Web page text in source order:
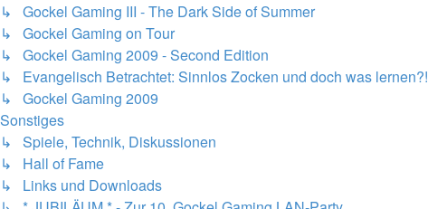
↳ Gockel Gaming III - The Dark Side of Summer
↳ Gockel Gaming on Tour
↳ Gockel Gaming 2009 - Second Edition
↳ Evangelisch Betrachtet: Sinnlos Zocken und doch was lernen?!
↳ Gockel Gaming 2009
Sonstiges
↳ Spiele, Technik, Diskussionen
↳ Hall of Fame
↳ Links und Downloads